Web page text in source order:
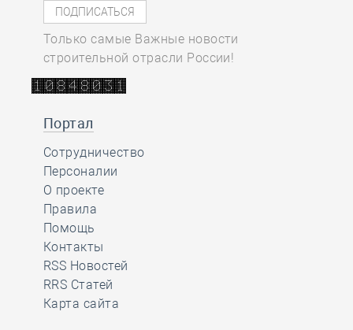
Только самые Важные новости
строительной отрасли России!
Портал
Сотрудничество
Персоналии
О проекте
Правила
Помощь
Контакты
RSS Новостей
RRS Статей
Карта сайта